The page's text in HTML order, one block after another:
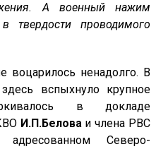
А военный нажим
твердости проводимого
воцарилось ненадолго. В
вспыхнуло крупное
в докладе
И.П.Белова и члена РВС
Северо-